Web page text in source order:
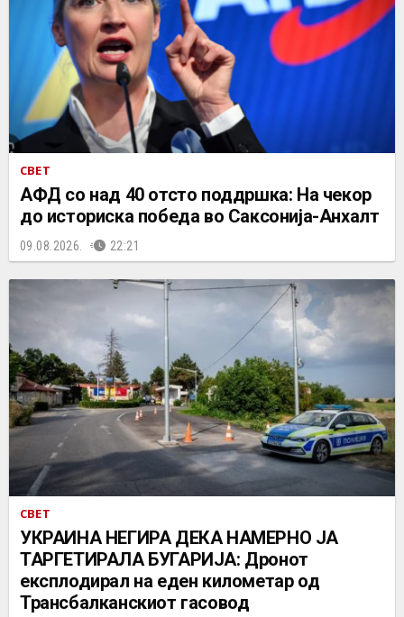
СВЕТ
АФД со над 40 отсто поддршка: На чекор
до историска победа во Саксонија-Анхалт
09.08.2026. 22:21
СВЕТ
УКРАИНА НЕГИРА ДЕКА НАМЕРНО ЈА
ТАРГЕТИРАЛА БУГАРИЈА: Дронот
експлодирал на еден километар од
Трансбалканскиот гасовод